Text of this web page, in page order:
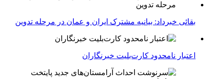
بقائی خبرداد: بیانیه مشترک ایران و عمان در مرحله تدوین
اعتبار نامحدود کارت‌بلیت خبرنگاران